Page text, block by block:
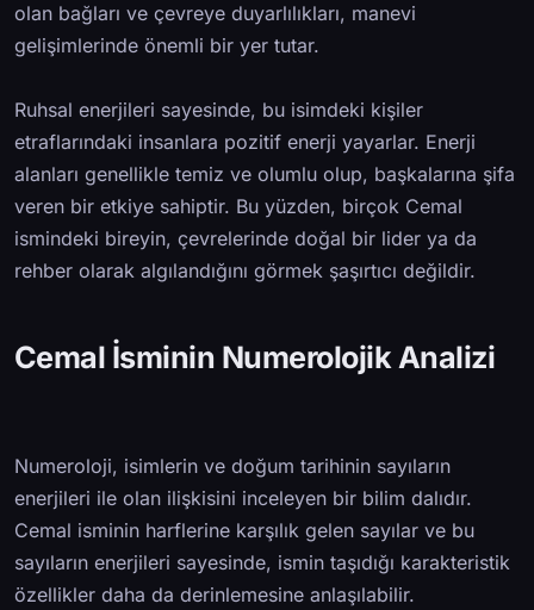
olan bağları ve çevreye duyarlılıkları, manevi
gelişimlerinde önemli bir yer tutar.
Ruhsal enerjileri sayesinde, bu isimdeki kişiler
etraflarındaki insanlara pozitif enerji yayarlar. Enerji
alanları genellikle temiz ve olumlu olup, başkalarına şifa
veren bir etkiye sahiptir. Bu yüzden, birçok Cemal
ismindeki bireyin, çevrelerinde doğal bir lider ya da
rehber olarak algılandığını görmek şaşırtıcı değildir.
Cemal İsminin Numerolojik Analizi
Numeroloji, isimlerin ve doğum tarihinin sayıların
enerjileri ile olan ilişkisini inceleyen bir bilim dalıdır.
Cemal isminin harflerine karşılık gelen sayılar ve bu
sayıların enerjileri sayesinde, ismin taşıdığı karakteristik
özellikler daha da derinlemesine anlaşılabilir.